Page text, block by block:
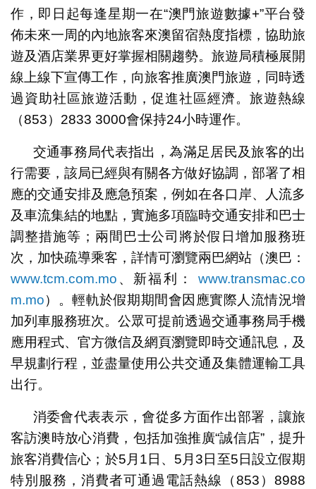
作，即日起每逢星期一在“澳門旅遊數據+”平台發
佈未來一周的內地旅客來澳留宿熱度指標，協助旅
遊及酒店業界更好掌握相關趨勢。旅遊局積極展開
線上線下宣傳工作，向旅客推廣澳門旅遊，同時透
過資助社區旅遊活動，促進社區經濟。旅遊熱線
（853）2833 3000會保持24小時運作。
交通事務局代表指出，為滿足居民及旅客的出
行需要，該局已經與有關各方做好協調，部署了相
應的交通安排及應急預案，例如在各口岸、人流多
及車流集結的地點，實施多項臨時交通安排和巴士
調整措施等；兩間巴士公司將於假日增加服務班
次，加快疏導乘客，詳情可瀏覽兩巴網站（澳巴：
www.tcm.com.mo 、新福利：www.transmac.co
m.mo）。輕軌於假期期間會因應實際人流情況增
加列車服務班次。公眾可提前透過交通事務局手機
應用程式、官方微信及網頁瀏覽即時交通訊息，及
早規劃行程，並盡量使用公共交通及集體運輸工具
出行。
消委會代表表示，會從多方面作出部署，讓旅
客訪澳時放心消費，包括加強推廣“誠信店”，提升
旅客消費信心；於5月1日、5月3日至5日設立假期
特別服務，消費者可通過電話熱線（853）8988